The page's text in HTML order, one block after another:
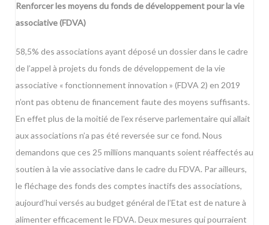
Renforcer les moyens du fonds de développement pour la vie
associative (FDVA)
58,5% des associations ayant déposé un dossier dans le cadre
de l’appel à projets du fonds de développement de la vie
associative « fonctionnement innovation » (FDVA 2) en 2019
n’ont pas obtenu de financement faute des moyens suffisants.
En effet plus de la moitié de l’ex réserve parlementaire qui allait
aux associations n’a pas été reversée sur ce fond. Nous
demandons que ces 25 millions manquants soient réaffectés au
soutien à la vie associative dans le cadre du FDVA. Par ailleurs,
le fléchage des fonds des comptes inactifs des associations,
aujourd’hui versés au budget général de l’Etat est de nature à
alimenter efficacement le FDVA. Deux mesures qui pourraient